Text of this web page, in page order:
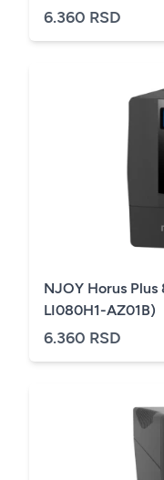
6.360 RSD
NJOY Horus
LI080H1-AZ01B)
6.360 RSD